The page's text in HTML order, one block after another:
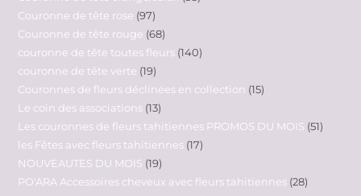
Couronne de tête rose 97
Couronne de tête rouge 68
couronne de tête toutes fleurs 140
couronne de tête verte 19
Couronnes de fleurs déclinées en collection 15
Le coin des associations 13
Les couronnes de fleurs tahitiennes PROMOS DU MOIS 51
les Fêtes avec fleurs tahitiennes 17
NOUVEAUTES DU MOIS 19
PO'ARA Accessoires cheveux avec fleurs tahitiennes 28